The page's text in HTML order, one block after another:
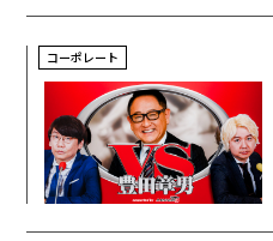
コーポレート